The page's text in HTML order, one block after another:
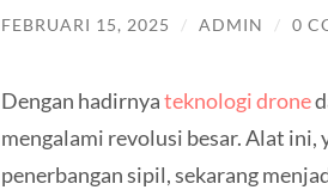
FEBRUARI 15, 2025 / ADMIN / 0
Dengan hadirnyateknologi drone
mengalami revolusi besar. Alat ini,
penerbangan sipil, sekarang